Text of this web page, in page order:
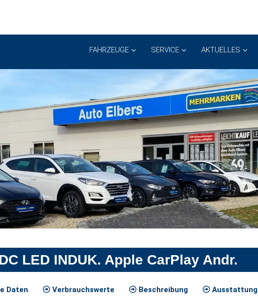
FAHRZEUGE SERVICE AKTUELLES
LED INDUK. Apple CarPlay Andr.
Daten Verbrauchswerte Beschreibung Ausstattung